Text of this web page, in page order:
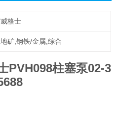
格士
矿,钢铁/金属,综合
PVH098柱塞泵02-3